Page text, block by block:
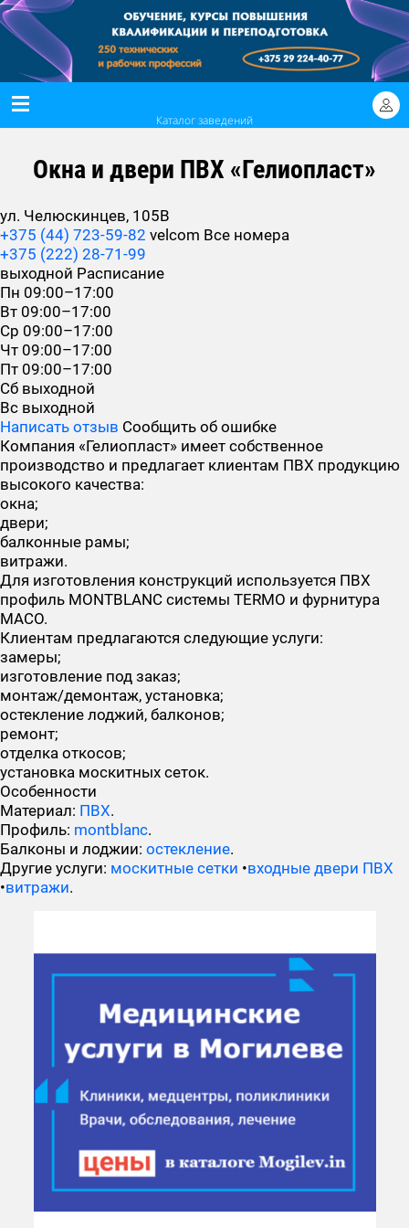
Каталог заведений
Окна и двери ПВХ «Гелиопласт»
ул. Челюскинцев, 105В
+375 (44) 723-59-82 velcom Все номера
+375 (222) 28-71-99
выходной Расписание
Пн 09:00–17:00
Вт 09:00–17:00
Ср 09:00–17:00
Чт 09:00–17:00
Пт 09:00–17:00
Сб выходной
Вс выходной
Написать отзыв Сообщить об ошибке
Компания «Гелиопласт» имеет собственное
производство и предлагает клиентам ПВХ продукцию
высокого качества:
окна;
двери;
балконные рамы;
витражи.
Для изготовления конструкций используется ПВХ
профиль MONTBLANC системы TERMO и фурнитура
MACO.
Клиентам предлагаются следующие услуги:
замеры;
изготовление под заказ;
монтаж/демонтаж, установка;
остекление лоджий, балконов;
ремонт;
отделка откосов;
установка москитных сеток.
Особенности
Материал: ПВХ.
Профиль: montblanc.
Балконы и лоджии: остекление.
Другие услуги: москитные сетки •входные двери ПВХ
•витражи.